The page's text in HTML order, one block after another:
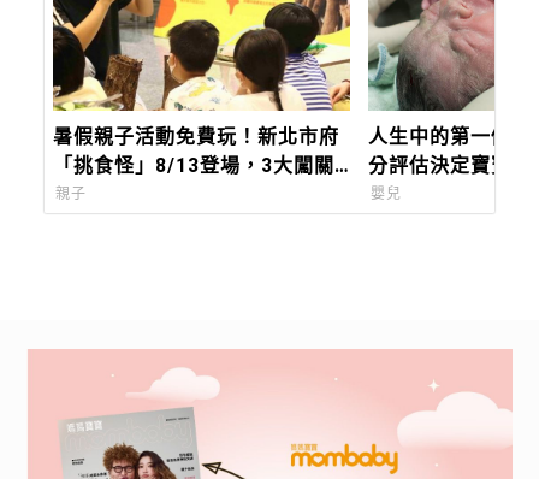
暑假親子活動免費玩！新北市府
「挑食怪」8/13登場，3大闖關
認識在地農漁產
親子
人生中的第一個分
分評估決定寶寶需
嬰兒